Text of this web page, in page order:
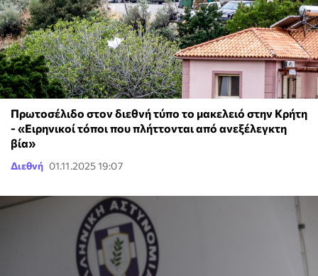
Πρωτοσέλιδο στον διεθνή τύπο το μακελειό στην Κρήτη
- «Ειρηνικοί τόποι που πλήττονται από ανεξέλεγκτη
βία»
Διεθνή 01.11.2025 19:07